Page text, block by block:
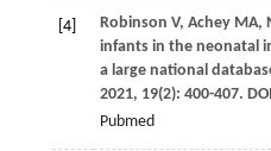
[4] Robinson V, Achey MA,
infants in the neonatal
a large national
2021, 19(2): 400-407.
Pubmed